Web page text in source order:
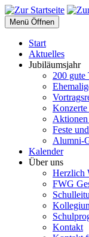
Menü Öffnen
Start
Aktuelles
Jubiläumsjahr
200 gute
Aktionen
Feste
Alumni-
Kalender
Über uns
Herzlich
FWG
Kontakt